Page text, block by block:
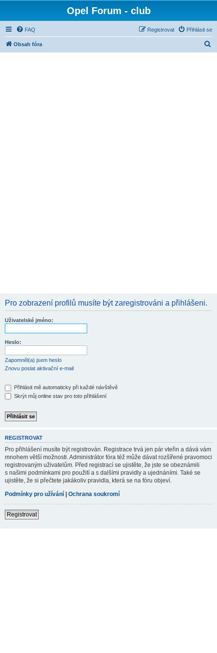
Opel Forum - club
FAQ Přihlásit se
Registrovat
Obsah fóra
Pro zobrazení profilů musíte být zaregistrováni a přihlášeni.
Uživatelské jméno:
Heslo:
Zapomněl(a) jsem heslo
Znovu poslat aktivační e-mail
Přihlásit mě automaticky při každé návštěvě
Skrýt můj online stav pro toto přihlášení
REGISTROVAT
Pro přihlášení musíte být registrován. Registrace trvá jen pár vteřin a dává vám
mnohem větší možnosti. Administrátor fóra též může dávat rozšířené pravomoci
registrovaným uživatelům. Před registrací se ujistěte, že jste se obeznámili
s našimi podmínkami pro použití a s dalšími pravidly a ujednáními. Také se
ujistěte, že si přečtete jakákoliv pravidla, která se na fóru objeví.
Podmínky pro užívání | Ochrana soukromí
Registrovat